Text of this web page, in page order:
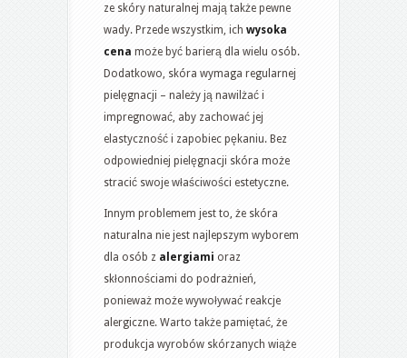
ze skóry naturalnej mają także pewne
wady. Przede wszystkim, ich wysoka
cena może być barierą dla wielu osób.
Dodatkowo, skóra wymaga regularnej
pielęgnacji – należy ją nawilżać i
impregnować, aby zachować jej
elastyczność i zapobiec pękaniu. Bez
odpowiedniej pielęgnacji skóra może
stracić swoje właściwości estetyczne.
Innym problemem jest to, że skóra
naturalna nie jest najlepszym wyborem
dla osób z alergiami oraz
skłonnościami do podrażnień,
ponieważ może wywoływać reakcje
alergiczne. Warto także pamiętać, że
produkcja wyrobów skórzanych wiąże